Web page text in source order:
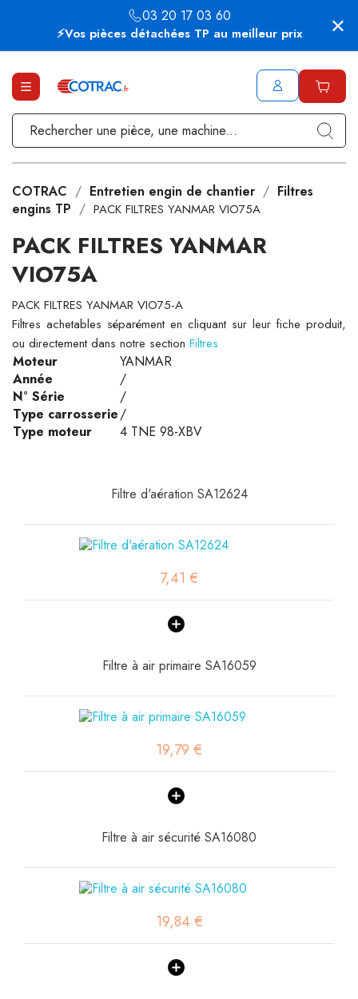
⚡Vos pièces détachées TP au meilleur prix
03 20 17 03 60
COTRAC Entretien engin de chantier
Filtres
engins TP
PACK FILTRES YANMAR VIO75A
PACK FILTRES YANMAR
VIO75A
PACK FILTRES YANMAR VIO75-A
Filtres achetables séparément en cliquant sur leur fiche produit,
ou directement dans notre section Filtres
Moteur
YANMAR
Année
/
N° Série
/
Type carrosserie/
Type moteur
4 TNE 98-XBV
Filtre d'aération SA12624
7,41 €
Filtre à air primaire SA16059
19,79 €
Filtre à air sécurité SA16080
19,84 €